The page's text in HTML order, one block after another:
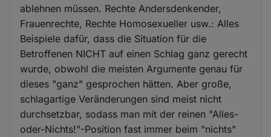
ablehnen müssen. Rechte Andersdenkender,
Frauenrechte, Rechte Homosexueller usw.: Alles
Beispiele dafür, dass die Situation für die
Betroffenen NICHT auf einen Schlag ganz gerecht
wurde, obwohl die meisten Argumente genau für
dieses "ganz" gesprochen hätten. Aber große,
schlagartige Veränderungen sind meist nicht
durchsetzbar, sodass man mit der reinen "Alles-
oder-Nichts!"-Position fast immer beim "nichts"